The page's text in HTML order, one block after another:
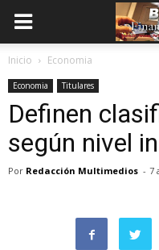
Inicio Economia
Economia Titulares
Definen
según nivel
Por Redacción Multimedios - 7